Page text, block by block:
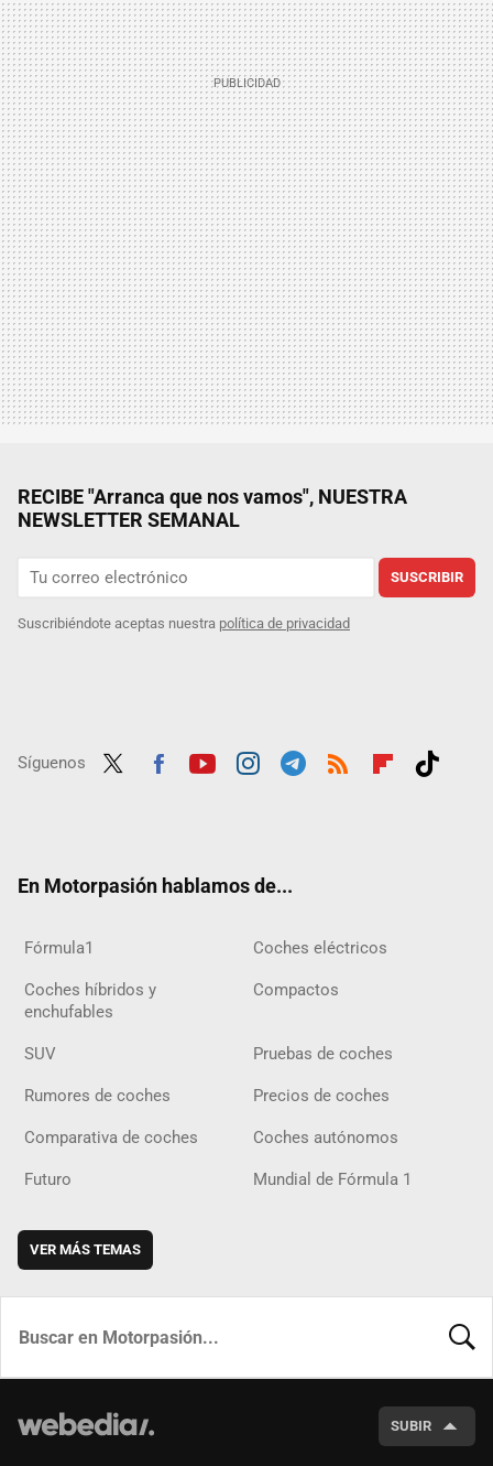
RECIBE "Arranca que nos vamos", NUESTRA
NEWSLETTER SEMANAL
SUSCRIBIR
Suscribiéndote aceptas nuestra política de privacidad
Síguenos
En Motorpasión hablamos de...
Fórmula1 Coches eléctricos
Coches híbridos y
enchufables
Compactos
SUV Pruebas de coches
Rumores de coches Precios de coches
Comparativa de coches Coches autónomos
Futuro Mundial de Fórmula 1
VER MÁS TEMAS
SUBIR